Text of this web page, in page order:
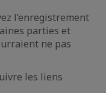
l’enregistrement
parties et
ne pas
les liens